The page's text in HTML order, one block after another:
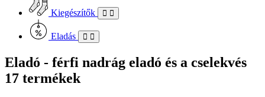
Kiegészítők
Eladás
Eladó - férfi nadrág eladó és a cselekvés
17 termékek